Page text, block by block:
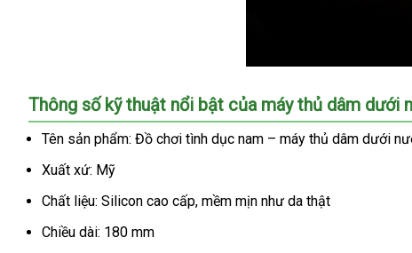
Đồ
Chơi
Tình
Nam
Máy
Thủ
Dâm
Thông số kỹ thuật nổi bật của máy thủ dâm dưới
Tên sản phẩm: Đồ chơi tình dục nam – máy thủ dâm dưới
Xuất xứ: Mỹ
Chất liệu: Silicon cao cấp, mềm mịn như da thật
Chiều dài: 180 mm